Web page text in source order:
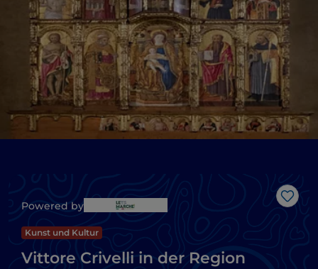
Like
Powered by
Kunst und Kultur
Vittore Crivelli in der Region